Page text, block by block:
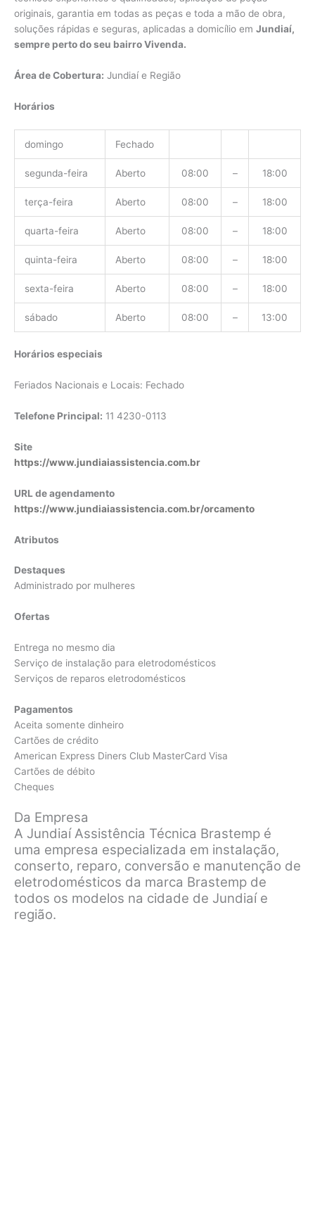
originais, garantia em todas as peças e toda a mão de obra,
soluções rápidas e seguras, aplicadas a domicílio em Jundiaí,
sempre perto do seu bairro Vivenda.
Área de Cobertura: Jundiaí e Região
Horários
domingo Fechado
segunda-feira Aberto 08:00 – 18:00
terça-feira Aberto 08:00 – 18:00
quarta-feira Aberto 08:00 – 18:00
quinta-feira Aberto 08:00 – 18:00
sexta-feira Aberto 08:00 – 18:00
sábado Aberto 08:00 – 13:00
Horários especiais
Feriados Nacionais e Locais: Fechado
Telefone Principal: 11 4230-0113
Site
https://www.jundiaiassistencia.com.br
URL de agendamento
https://www.jundiaiassistencia.com.br/orcamento
Atributos
Destaques
Administrado por mulheres
Ofertas
Entrega no mesmo dia
Serviço de instalação para eletrodomésticos
Serviços de reparos eletrodomésticos
Pagamentos
Aceita somente dinheiro
Cartões de crédito
American Express Diners Club MasterCard Visa
Cartões de débito
Cheques
Da Empresa
A Jundiaí Assistência Técnica Brastemp é
uma empresa especializada em instalação,
conserto, reparo, conversão e manutenção de
eletrodomésticos da marca Brastemp de
todos os modelos na cidade de Jundiaí e
região.